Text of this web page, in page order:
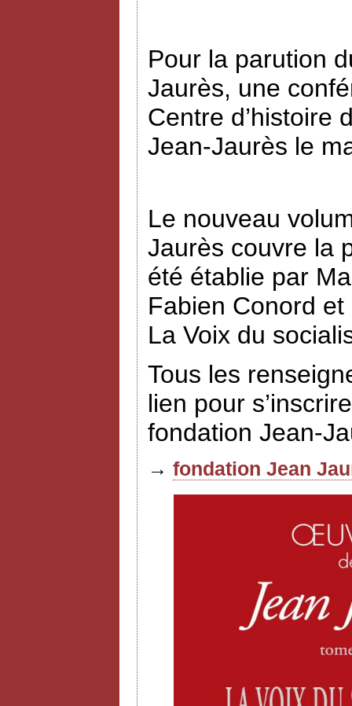
Pour la parution
Jaurès, une
Centre d’histoire
Jean-Jaurès le
Le nouveau
Jaurès couvre la
été établie par
Fabien Conord
La Voix du
Tous les
lien pour
fondation Jean-
→ fondation Jean